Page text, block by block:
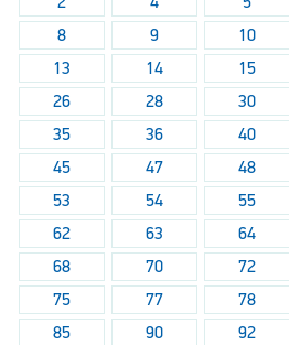
8
9 10
13
14 15
26
28 30
35
36 40
45
47 48
53
54 55
62
63 64
68
70 72
75
77 78
85
90 92